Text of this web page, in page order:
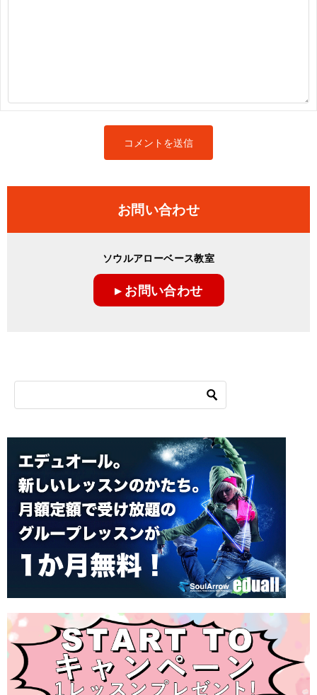
お問い合わせ
ソウルアローベース教室
▸ お問い合わせ